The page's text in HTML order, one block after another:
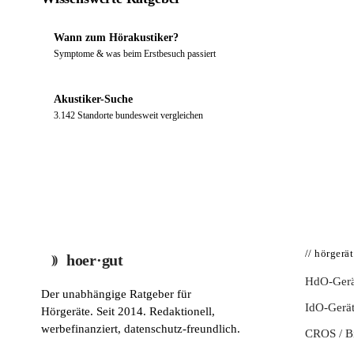
Wann zum Hörakustiker?
Symptome & was beim Erstbesuch passiert
Akustiker-Suche
3.142 Standorte bundesweit vergleichen
hoer·gut
Der unabhängige Ratgeber für
Hörgeräte. Seit 2014. Redaktionell,
werbefinanziert, datenschutz-freundlich.
//
HdO-
IdO-
CROS /